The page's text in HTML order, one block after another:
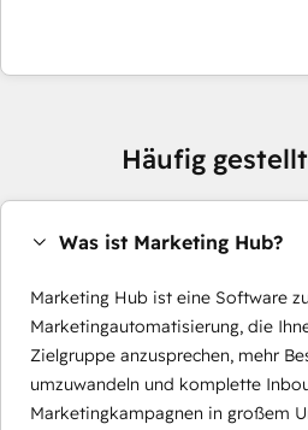
Häufig
Was ist Marketing Hub?
Marketing Hub ist eine Software
Marketingautomatisierung, die
Zielgruppe anzusprechen, mehr
umzuwandeln und komplette
Marketingkampagnen in großem